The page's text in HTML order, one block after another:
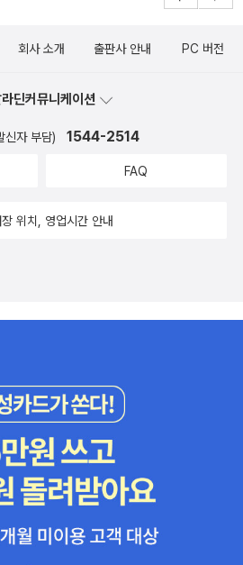
회사 소개 출판사 안내 PC 버전
딘커뮤니케이션
신자 부담) 1544-2514
FAQ
장 위치, 영업시간 안내